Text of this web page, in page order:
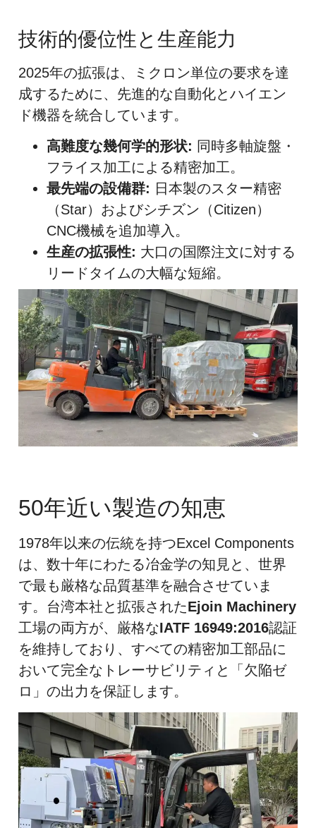
技術的優位性と生産能力
2025年の拡張は、ミクロン単位の要求を達
成するために、先進的な自動化とハイエン
ド機器を統合しています。
高難度な幾何学的形状: 同時多軸旋盤・
フライス加工による精密加工。
最先端の設備群: 日本製のスター精密
（Star）およびシチズン（Citizen）
CNC機械を追加導入。
生産の拡張性: 大口の国際注文に対する
リードタイムの大幅な短縮。
50年近い製造の知恵
1978年以来の伝統を持つExcel Components
は、数十年にわたる冶金学の知見と、世界
で最も厳格な品質基準を融合させていま
す。台湾本社と拡張されたEjoin Machinery
工場の両方が、厳格なIATF 16949:2016認証
を維持しており、すべての精密加工部品に
おいて完全なトレーサビリティと「欠陥ゼ
ロ」の出力を保証します。